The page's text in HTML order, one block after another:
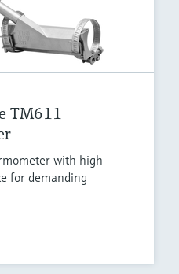
TM611
with high
for demanding